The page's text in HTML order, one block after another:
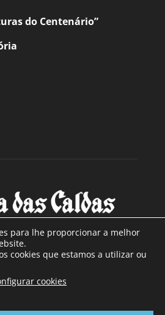
do Centenário”
NÓS
da Rainha e mais de 90 anos de
com mais de 40.000 leitores por
para lhe proporcionar a melhor
cookies que estamos a utilizar ou
cookies